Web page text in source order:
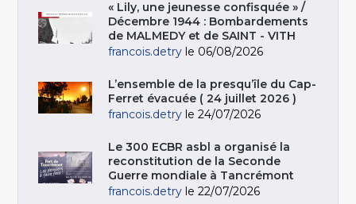
« Lily, une jeunesse confisquée » /
Décembre 1944 : Bombardements
de MALMEDY et de SAINT - VITH
francois.detry le 06/08/2026
L’ensemble de la presqu’île du Cap-
Ferret évacuée ( 24 juillet 2026 )
francois.detry le 24/07/2026
Le 300 ECBR asbl a organisé la
reconstitution de la Seconde
Guerre mondiale à Tancrémont
francois.detry le 22/07/2026